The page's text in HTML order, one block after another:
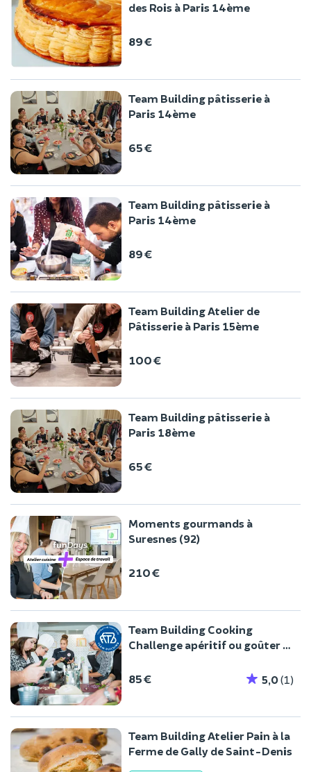
des Rois à Paris 14ème
89 €
Team Building pâtisserie à
Paris 14ème
65 €
Team Building pâtisserie à
Paris 14ème
89 €
Team Building Atelier de
Pâtisserie à Paris 15ème
100 €
Team Building pâtisserie à
Paris 18ème
65 €
Moments gourmands à
Suresnes (92)
210 €
Team Building Cooking
Challenge apéritif ou goûter à
85 € 5,0(1)
Team Building Atelier Pain à la
Ferme de Gally de Saint-Denis